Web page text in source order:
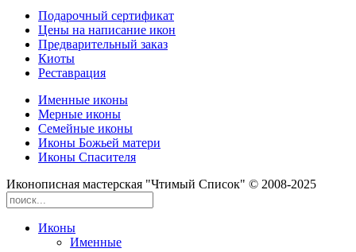
Подарочный сертификат
Цены на написание икон
Предварительный заказ
Киоты
Реставрация
Именные иконы
Мерные иконы
Семейные иконы
Иконы Божьей матери
Иконы Спасителя
Иконописная мастерская "Чтимый Список" © 2008-2025
Иконы
Именные